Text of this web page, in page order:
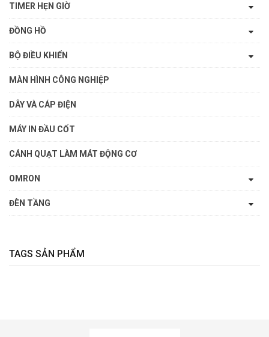
TIMER HẸN GIỜ
ĐỒNG HỒ
BỘ ĐIỀU KHIỂN
MÀN HÌNH CÔNG NGHIỆP
DÂY VÀ CÁP ĐIỆN
MÁY IN ĐẦU CỐT
CÁNH QUẠT LÀM MÁT ĐỘNG CƠ
OMRON
ĐÈN TẦNG
TAGS SẢN PHẨM